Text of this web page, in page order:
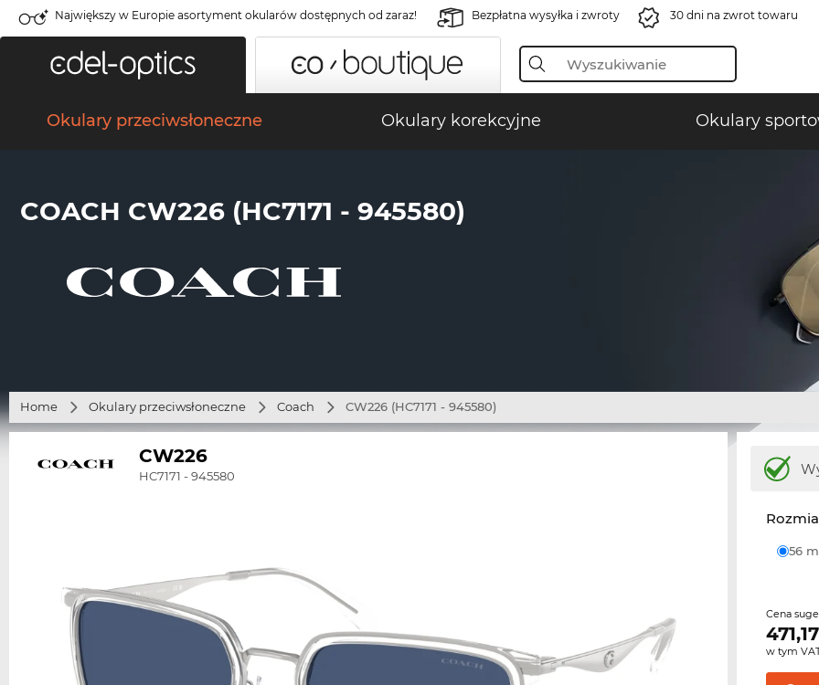
Największy w Europie asortyment okularów dostępnych od zaraz! Bezpłatna wysyłka i zwroty 30 dni na zwrot towaru
Okulary przeciwsłoneczne Okulary korekcyjne Okulary
COACH CW226 (HC7171 - 945580)
Home Okulary przeciwsłoneczne Coach CW226 (HC7171 - 945580)
CW226
HC7171 - 945580
56
Cena
471,17
w tym